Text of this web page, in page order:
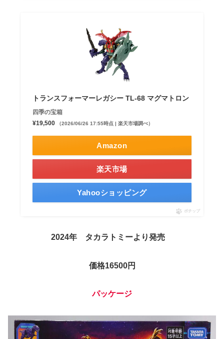
トランスフォーマーレガシー TL-68 マグマトロン
四季の宝箱
¥19,500
（2026/06/26 17:55時点 | 楽天市場調べ）
Amazon
楽天市場
Yahooショッピング
ポチップ
2024年 タカラトミーより発売
価格16500円
パッケージ